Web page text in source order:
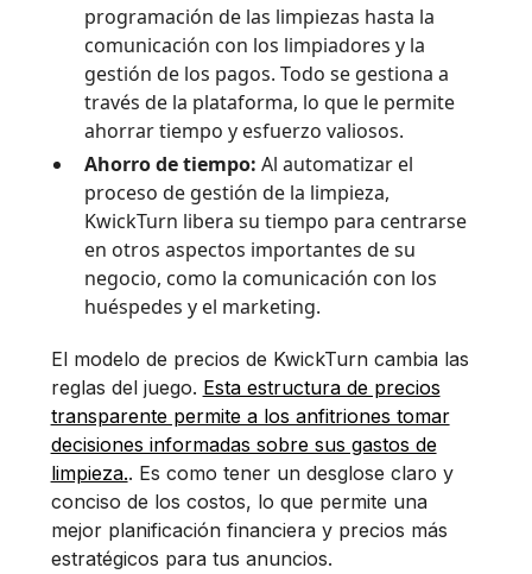
programación de las limpiezas hasta la
comunicación con los limpiadores y la
gestión de los pagos. Todo se gestiona a
través de la plataforma, lo que le permite
ahorrar tiempo y esfuerzo valiosos.
Ahorro de tiempo: Al automatizar el
proceso de gestión de la limpieza,
KwickTurn libera su tiempo para centrarse
en otros aspectos importantes de su
negocio, como la comunicación con los
huéspedes y el marketing.
El modelo de precios de KwickTurn cambia las
reglas del juego. Esta estructura de precios
transparente permite a los anfitriones tomar
decisiones informadas sobre sus gastos de
limpieza.. Es como tener un desglose claro y
conciso de los costos, lo que permite una
mejor planificación financiera y precios más
estratégicos para tus anuncios.